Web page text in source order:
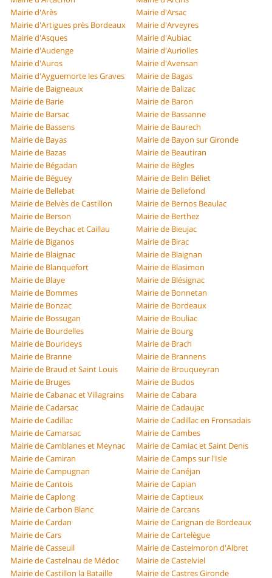
Mairie d'Arès
Mairie d'Arsac
Mairie d'Artigues près Bordeaux
Mairie d'Arveyres
Mairie d'Asques
Mairie d'Aubiac
Mairie d'Audenge
Mairie d'Auriolles
Mairie d'Auros
Mairie d'Avensan
Mairie d'Ayguemorte les Graves
Mairie de Bagas
Mairie de Baigneaux
Mairie de Balizac
Mairie de Barie
Mairie de Baron
Mairie de Barsac
Mairie de Bassanne
Mairie de Bassens
Mairie de Baurech
Mairie de Bayas
Mairie de Bayon sur Gironde
Mairie de Bazas
Mairie de Beautiran
Mairie de Bégadan
Mairie de Bègles
Mairie de Béguey
Mairie de Belin Béliet
Mairie de Bellebat
Mairie de Bellefond
Mairie de Belvès de Castillon
Mairie de Bernos Beaulac
Mairie de Berson
Mairie de Berthez
Mairie de Beychac et Caillau
Mairie de Bieujac
Mairie de Biganos
Mairie de Birac
Mairie de Blaignac
Mairie de Blaignan
Mairie de Blanquefort
Mairie de Blasimon
Mairie de Blaye
Mairie de Blésignac
Mairie de Bommes
Mairie de Bonnetan
Mairie de Bonzac
Mairie de Bordeaux
Mairie de Bossugan
Mairie de Bouliac
Mairie de Bourdelles
Mairie de Bourg
Mairie de Bourideys
Mairie de Brach
Mairie de Branne
Mairie de Brannens
Mairie de Braud et Saint Louis
Mairie de Brouqueyran
Mairie de Bruges
Mairie de Budos
Mairie de Cabanac et Villagrains
Mairie de Cabara
Mairie de Cadarsac
Mairie de Cadaujac
Mairie de Cadillac
Mairie de Cadillac en Fronsadais
Mairie de Camarsac
Mairie de Cambes
Mairie de Camblanes et Meynac
Mairie de Camiac et Saint Denis
Mairie de Camiran
Mairie de Camps sur l'Isle
Mairie de Campugnan
Mairie de Canéjan
Mairie de Cantois
Mairie de Capian
Mairie de Caplong
Mairie de Captieux
Mairie de Carbon Blanc
Mairie de Carcans
Mairie de Cardan
Mairie de Carignan de Bordeaux
Mairie de Cars
Mairie de Cartelègue
Mairie de Casseuil
Mairie de Castelmoron d'Albret
Mairie de Castelnau de Médoc
Mairie de Castelviel
Mairie de Castillon la Bataille
Mairie de Castres Gironde